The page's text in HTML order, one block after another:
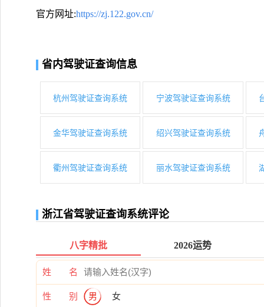
官方网址:https://zj.122.gov.cn/
省内驾驶证查询信息
杭州驾驶证查询系统 宁波驾驶证查询系统
金华驾驶证查询系统 绍兴驾驶证查询系统
衢州驾驶证查询系统 丽水驾驶证查询系统
浙江省驾驶证查询系统评论
八字精批 2026运势
姓 名
性 别 男 女